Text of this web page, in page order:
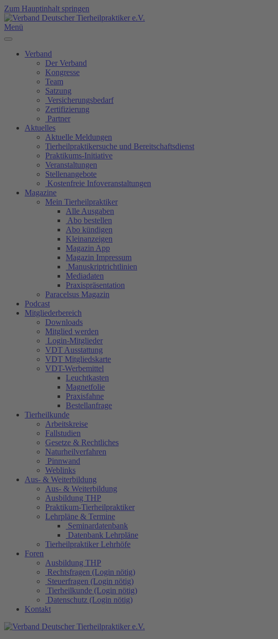
Zum Hauptinhalt springen
Menü
Verband
Der Verband
Kongresse
Team
Satzung
Versicherungsbedarf
Zertifizierung
Partner
Aktuelles
Aktuelle Meldungen
Tierheilpraktikersuche und Bereitschaftsdienst
Praktikums-Initiative
Veranstaltungen
Stellenangebote
Kostenfreie Infoveranstaltungen
Magazine
Mein Tierheilpraktiker
Alle Ausgaben
Abo bestellen
Abo kündigen
Kleinanzeigen
Magazin App
Magazin Impressum
Manuskriptrichtlinien
Mediadaten
Praxispräsentation
Paracelsus Magazin
Podcast
Mitgliederbereich
Downloads
Mitglied werden
Login-Mitglieder
VDT Ausstattung
VDT Mitgliedskarte
VDT-Werbemittel
Leuchtkasten
Magnetfolie
Praxisfahne
Bestellanfrage
Tierheilkunde
Arbeitskreise
Fallstudien
Gesetze & Rechtliches
Naturheilverfahren
Pinnwand
Weblinks
Aus- & Weiterbildung
Aus- & Weiterbildung
Ausbildung THP
Praktikum-Tierheilpraktiker
Lehrpläne & Termine
Seminardatenbank
Datenbank Lehrpläne
Tierheilpraktiker Lehrhöfe
Foren
Ausbildung THP
Rechtsfragen (Login nötig)
Steuerfragen (Login nötig)
Tierheilkunde (Login nötig)
Datenschutz (Login nötig)
Kontakt